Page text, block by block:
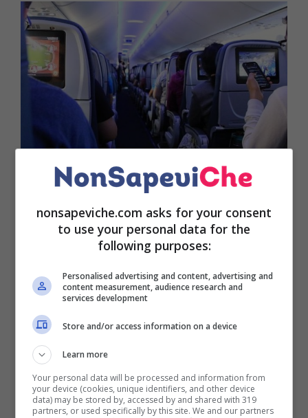
Un’assistente di volo di nome Brenda ha rivelato
una sconcertante verità per quando concerne l’
della carta igienica in aereo. Si tratta, nello
i suoi viaggi di lavoro con i suoi followers. Capita
per questo che molti di questi le pongano le
domande più disparate. A tal proposito, di recente,
Brenda ha voluto mettere in guardia i suoi followers
consigliando loro di non usare mai il prodotto in
esame a bordo di un aereo meglio piuttosto optare
per della carta velina.
nonsapeviche.com asks for your consent
to use your personal data for the
following purposes:
Personalised advertising and content, advertising and
content measurement, audience research and
services development
Store and/or access information on a device
Learn more
Your personal data will be processed and information from
your device (cookies, unique identifiers, and other device
data) may be stored by, accessed by and shared with 319
partners, or used specifically by this site. We and our partners